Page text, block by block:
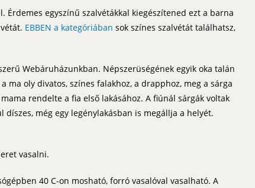
egyszínű szalvétákkal kiegészítened ezt a barna
EBBEN a kategóriában sok színes szalvétát találhatsz,
Webáruházunkban. Népszerüségének egyik oka talán
ma oly divatos, színes falakhoz, a drapphoz, meg a sárga
rendelte a fia első lakásához. A fiúnál sárgák voltak
még egy legénylakásban is megállja a helyét.
vasalni.
40 C-on mosható, forró vasalóval vasalható. A